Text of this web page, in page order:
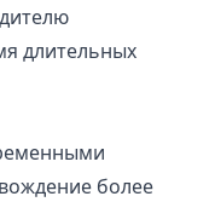
длительных
более